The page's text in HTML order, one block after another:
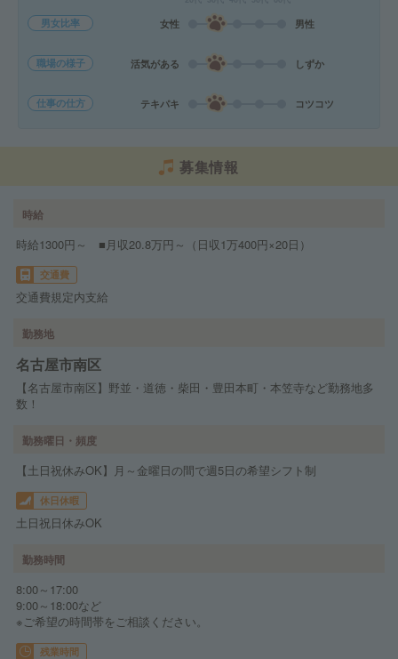
男女比率 女性 男性
職場の様子 活気がある しずか
仕事の仕方 テキパキ コツコツ
募集情報
時給
時給1300円～ ■月収20.8万円～（日収1万400円×20日）
交通費
交通費規定内支給
勤務地
名古屋市南区
【名古屋市南区】野並・道徳・柴田・豊田本町・本笠寺など勤務地多
数！
勤務曜日・頻度
【土日祝休みOK】月～金曜日の間で週5日の希望シフト制
休日休暇
土日祝日休みOK
勤務時間
8:00～17:00
9:00～18:00など
※ご希望の時間帯をご相談ください。
残業時間